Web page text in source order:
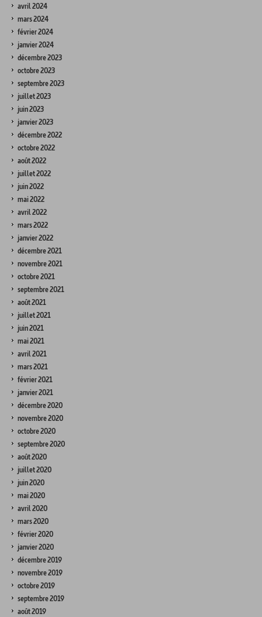
avril 2024
mars 2024
février 2024
janvier 2024
décembre 2023
octobre 2023
septembre 2023
juillet 2023
juin 2023
janvier 2023
décembre 2022
octobre 2022
août 2022
juillet 2022
juin 2022
mai 2022
avril 2022
mars 2022
janvier 2022
décembre 2021
novembre 2021
octobre 2021
septembre 2021
août 2021
juillet 2021
juin 2021
mai 2021
avril 2021
mars 2021
février 2021
janvier 2021
décembre 2020
novembre 2020
octobre 2020
septembre 2020
août 2020
juillet 2020
juin 2020
mai 2020
avril 2020
mars 2020
février 2020
janvier 2020
décembre 2019
novembre 2019
octobre 2019
septembre 2019
août 2019